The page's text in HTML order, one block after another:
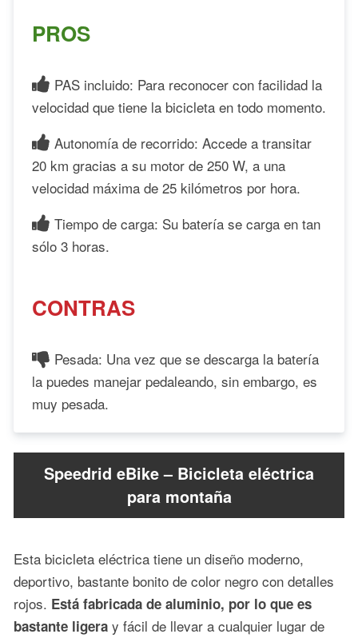
PROS
PAS incluido: Para reconocer con facilidad la
velocidad que tiene la bicicleta en todo momento.
Autonomía de recorrido: Accede a transitar
20 km gracias a su motor de 250 W, a una
velocidad máxima de 25 kilómetros por hora.
Tiempo de carga: Su batería se carga en tan
sólo 3 horas.
CONTRAS
Pesada: Una vez que se descarga la batería
la puedes manejar pedaleando, sin embargo, es
muy pesada.
Speedrid eBike – Bicicleta eléctrica
para montaña
Esta bicicleta eléctrica tiene un diseño moderno,
deportivo, bastante bonito de color negro con detalles
rojos. Está fabricada de aluminio, por lo que es
bastante ligera y fácil de llevar a cualquier lugar de